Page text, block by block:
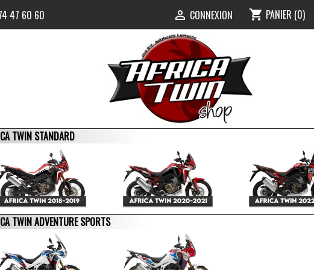
47 60 60  CONNEXION shopping_cart PANIER (0)
TWIN STANDARD
TWIN ADVENTURE SPORTS